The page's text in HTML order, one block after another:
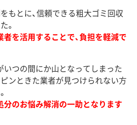
もとに、信頼できる粗大ゴミ回収
。
を活用することで、負担を軽減で
いつの間にか山となってしまった
ンときた業者が見つけられない方
分のお悩み解消の一助となります